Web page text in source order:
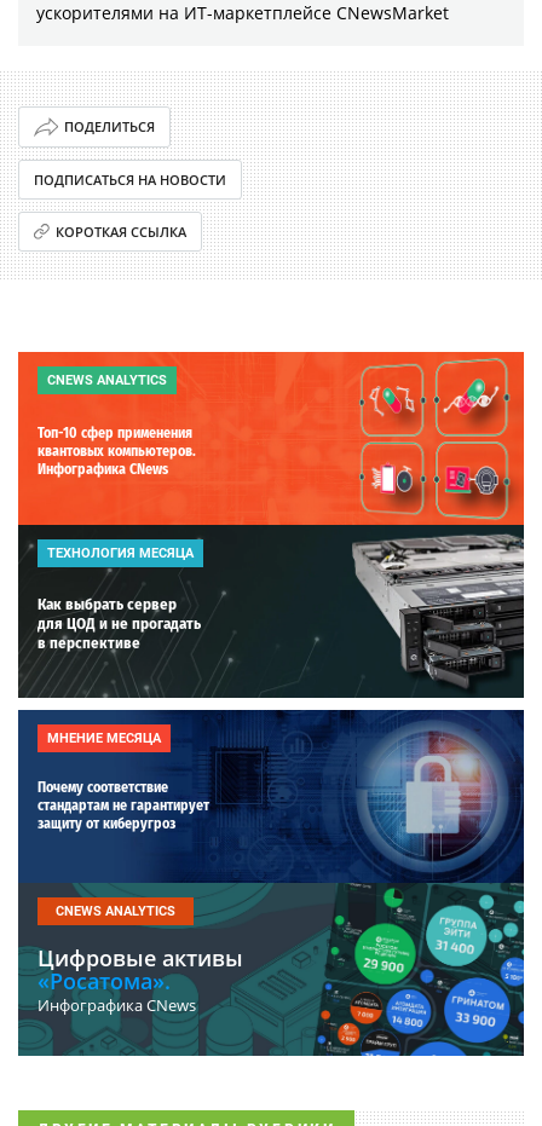
ускорителями на ИТ-маркетплейсе CNewsMarket
ПОДЕЛИТЬСЯ
ПОДПИСАТЬСЯ НА НОВОСТИ
КОРОТКАЯ ССЫЛКА
CNEWS ANALYTICS
Топ-10 сфер применения
квантовых компьютеров.
Инфографика CNews
ТЕХНОЛОГИЯ МЕСЯЦА
Как выбрать сервер
для ЦОД и не прогадать
в перспективе
МНЕНИЕ МЕСЯЦА
Почему соответствие
стандартам не гарантирует
защиту от киберугроз
CNEWS ANALYTICS
Цифровые активы
«Росатома».
Инфографика CNews